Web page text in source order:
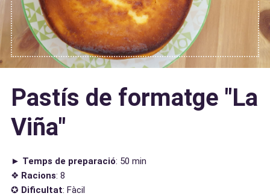
Pastís de formatge "La
Viña"
► Temps de preparació: 50 min
❖ Racions: 8
✪ Dificultat: Fàcil